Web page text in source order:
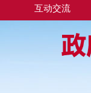
互动交流